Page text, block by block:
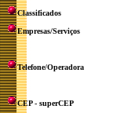
Classificados
Empresas/Serviços
Telefone/Operadora
CEP - superCEP